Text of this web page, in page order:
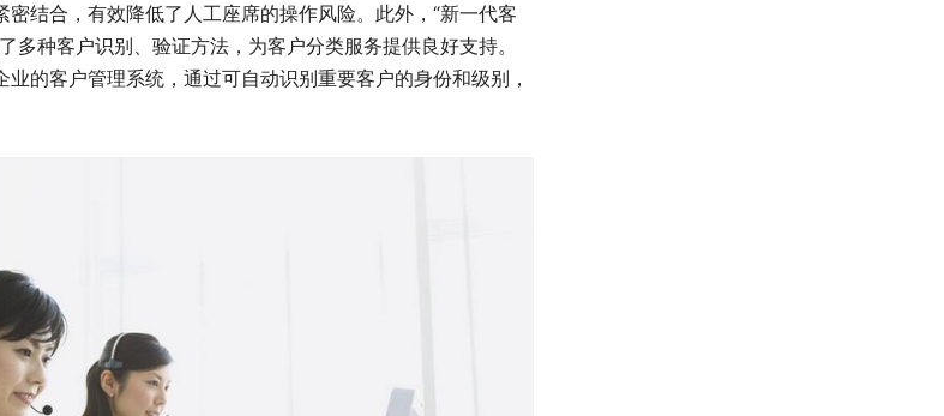
结合，有效降低了人工座席的操作风险。此外，“新一代客
多种客户识别、验证方法，为客户分类服务提供良好支持。
的客户管理系统，通过可自动识别重要客户的身份和级别，